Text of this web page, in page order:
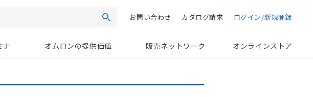
検索お問い合わせ カタログ請求 ログイン/新規登録
ナ オムロンの提供価値 販売ネットワーク オンラインストア